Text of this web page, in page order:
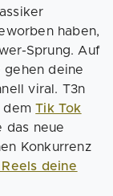
haben,
Sprung. Auf
gehen deine
viral. T3n
demTik Tok
das neue
Konkurrenz
deine